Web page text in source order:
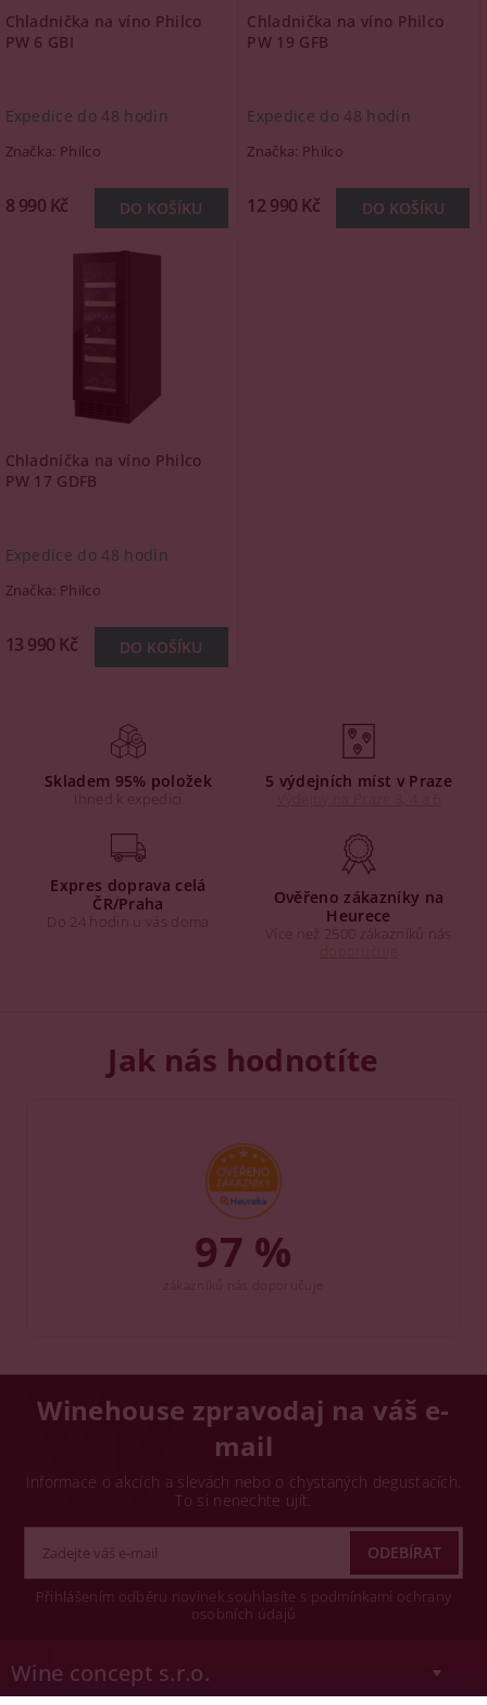
Chladnička na víno Philco
PW 6 GBI
Expedice do 48 hodin
Značka: Philco
8 990 Kč
Chladnička na víno Philco
PW 19 GFB
Expedice do 48 hodin
Značka: Philco
12 990 Kč
Chladnička na víno Philco
PW 17 GDFB
Expedice do 48 hodin
Značka: Philco
13 990 Kč
Skladem 95% položek
Ihned k expedici
5 výdejních míst v Praze
Expres doprava celá
ČR/Praha
Do 24 hodin u vás doma
Ověřeno zákazníky na
Heurece
Více než 2500 zákazníků nás
Jak nás hodnotíte
97 %
Winehouse zpravodaj na váš e-
mail
Informace o akcích a slevách nebo o chystaných degustacích.
To si nenechte ujít.
Přihlášením odběru novinek souhlasíte s podmínkami ochrany
osobních údajů
Wine concept s.r.o.